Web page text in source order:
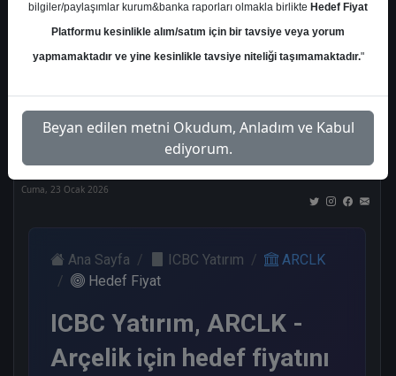
6 4
Paralel
Get.
3
Üstü
Get.
2
Yok
1
1
Cuma, 23 Ocak 2026
Ana Sayfa ICBC Yatırım
ARCLK
Hedef Fiyat
ICBC Yatırım, ARCLK -
Arçelik için hedef fiyatını
bilgiler/paylaşımlar kurum&banka raporları olmakla birlikte Hedef Fiyat
Platformu kesinlikle alım/satım için bir tavsiye veya yorum
yapmamaktadır ve yine kesinlikle tavsiye niteliği taşımamaktadır."
Beyan edilen metni Okudum, Anladım ve Kabul
ediyorum.